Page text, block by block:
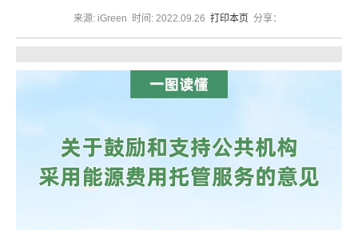
来源: iGreen 时间: 2022.09.26 打印本页分享：